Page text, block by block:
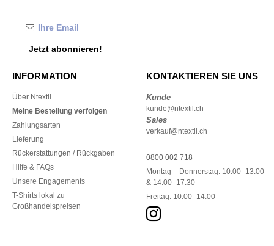
Jetzt abonnieren!
INFORMATION
Über Ntextil
Meine Bestellung verfolgen
Zahlungsarten
Lieferung
Rückerstattungen / Rückgaben
Hilfe & FAQs
Unsere Engagements
T-Shirts lokal zu
Großhandelspreisen
KONTAKTIEREN SIE UNS
Kunde
kunde@ntextil.ch
Sales
verkauf@ntextil.ch
0800 002 718
Montag – Donnerstag: 10:00–13:00
& 14:00–17:30
Freitag: 10:00–14:00